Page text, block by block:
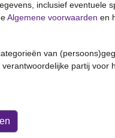
inclusief eventuele
Algemene voorwaarden en
van
verantwoordelijke partij voor